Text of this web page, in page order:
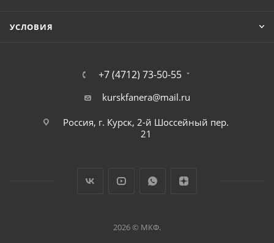
УСЛОВИЯ
+7 (4712) 73-50-55
kurskfanera@mail.ru
Россия, г. Курск, 2-й Шоссейный пер.
21
2026 © МКФ.